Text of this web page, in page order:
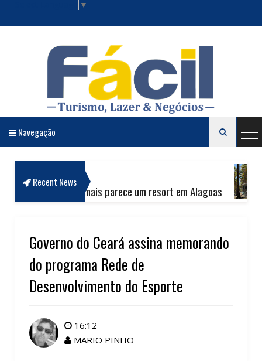
▼
Navegação 
Recent News
que mais parece um resort em Alagoas
CARROS &
Nossa 4ª
Governo do Ceará assina memorando
do programa Rede de
Desenvolvimento do Esporte
16:12
MARIO PINHO